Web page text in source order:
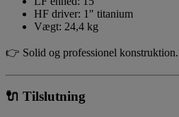
HF driver: 1″ titanium
Vægt: 24,4 kg
👉 Solid og professionel konstruktion.
🔌 Tilslutning